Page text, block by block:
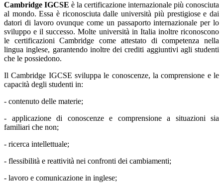
Cambridge IGCSE è la certificazione internazionale più conosciuta
al mondo. Essa è riconosciuta dalle università più prestigiose e dai
datori di lavoro ovunque come un passaporto internazionale per lo
sviluppo e il successo. Molte università in Italia inoltre riconoscono
le certificazioni Cambridge come attestato di competenza nella
lingua inglese, garantendo inoltre dei crediti aggiuntivi agli studenti
che le possiedono.
Il Cambridge IGCSE sviluppa le conoscenze, la comprensione e le
capacità degli studenti in:
- contenuto delle materie;
- applicazione di conoscenze e comprensione a situazioni sia
familiari che non;
- ricerca intellettuale;
- flessibilità e reattività nei confronti dei cambiamenti;
- lavoro e comunicazione in inglese;